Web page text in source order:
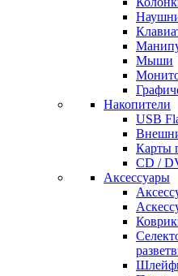
Мыши
Накопители
USB
Карты
CD /
Аксессуары